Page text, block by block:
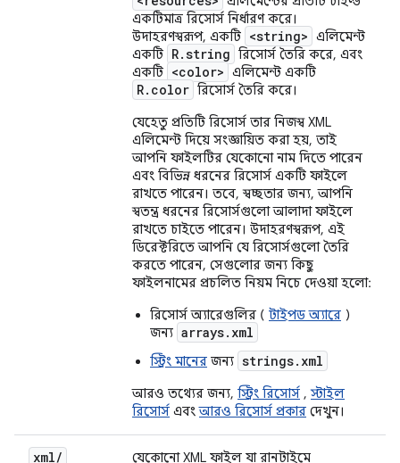
একটিমাত্র রিসোর্স নির্ধারণ করে।
উদাহরণস্বরূপ, একটি <string> এলিমেন্ট
একটি R.string রিসোর্স তৈরি করে, এবং
একটি <color> এলিমেন্ট একটি
R.color রিসোর্স তৈরি করে।
যেহেতু প্রতিটি রিসোর্স তার নিজস্ব XML
এলিমেন্ট দিয়ে সংজ্ঞায়িত করা হয়, তাই
আপনি ফাইলটির যেকোনো নাম দিতে পারেন
এবং বিভিন্ন ধরনের রিসোর্স একটি ফাইলে
রাখতে পারেন। তবে, স্বচ্ছতার জন্য, আপনি
স্বতন্ত্র ধরনের রিসোর্সগুলো আলাদা ফাইলে
রাখতে চাইতে পারেন। উদাহরণস্বরূপ, এই
ডিরেক্টরিতে আপনি যে রিসোর্সগুলো তৈরি
করতে পারেন, সেগুলোর জন্য কিছু
ফাইলনামের প্রচলিত নিয়ম নিচে দেওয়া হলো:
রিসোর্স অ্যারেগুলির ( টাইপড অ্যারে )
জন্য arrays.xml
স্ট্রিং মানের জন্য strings.xml
আরও তথ্যের জন্য, স্ট্রিং রিসোর্স ,স্টাইল
রিসোর্স এবংআরও রিসোর্স প্রকার দেখুন।
xml/ যেকোনো XML ফাইল যা রানটাইমে